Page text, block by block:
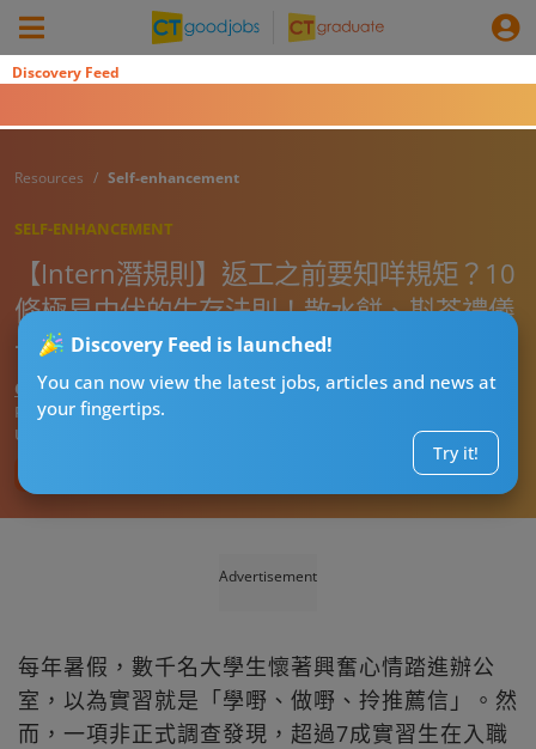
Discovery Feed
Discovery Feed is launched!
You can now view the latest jobs, articles and news at
your fingertips.
Try it!
Resources Self-enhancement
SELF-ENHANCEMENT
【Intern潛規則】返工之前要知咩規矩？10
條極易中伏的生存法則！散水餅、斟茶禮儀
一定要知
CT熱話管理員
Published:2026-07-16 20:00
Updated:
Advertisement
每年暑假，數千名大學生懷著興奮心情踏進辦公
室，以為實習就是「學嘢、做嘢、拎推薦信」。然
而，一項非正式調查發現，超過7成實習生在入職